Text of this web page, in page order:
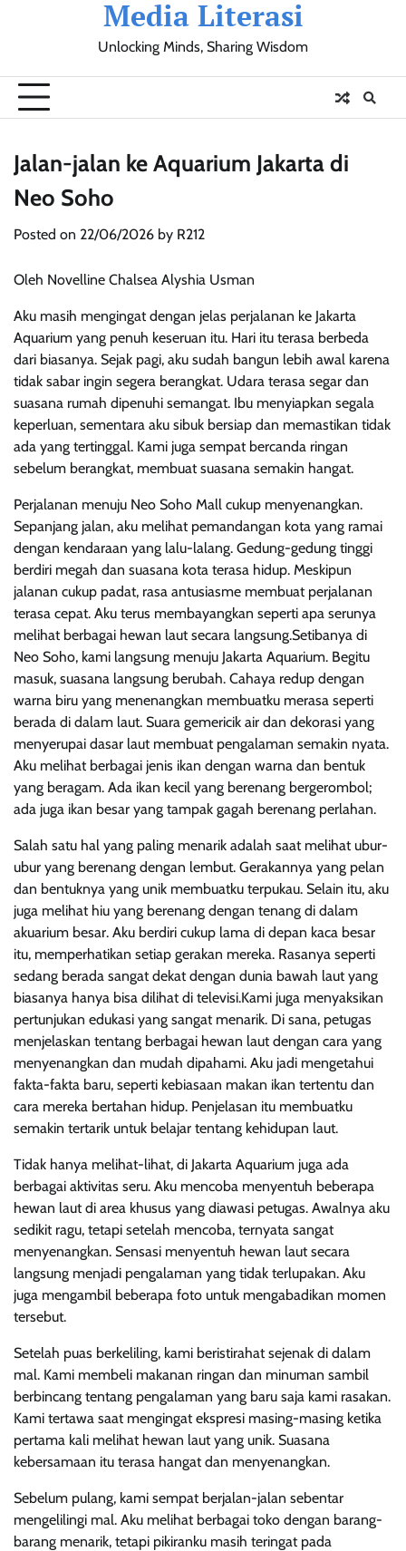
Media Literasi
Unlocking Minds, Sharing Wisdom
Pendidikan
SosialOlahraga
Resensi
Ulasan
Opini
Jalan-jalan ke Aquarium Jakarta di
Neo Soho
Posted on 22/06/2026 by R212
Oleh Novelline Chalsea Alyshia Usman
Aku masih mengingat dengan jelas perjalanan ke Jakarta
Aquarium yang penuh keseruan itu. Hari itu terasa berbeda
dari biasanya. Sejak pagi, aku sudah bangun lebih awal karena
tidak sabar ingin segera berangkat. Udara terasa segar dan
suasana rumah dipenuhi semangat. Ibu menyiapkan segala
keperluan, sementara aku sibuk bersiap dan memastikan tidak
ada yang tertinggal. Kami juga sempat bercanda ringan
sebelum berangkat, membuat suasana semakin hangat.
Perjalanan menuju Neo Soho Mall cukup menyenangkan.
Sepanjang jalan, aku melihat pemandangan kota yang ramai
dengan kendaraan yang lalu-lalang. Gedung-gedung tinggi
berdiri megah dan suasana kota terasa hidup. Meskipun
jalanan cukup padat, rasa antusiasme membuat perjalanan
terasa cepat. Aku terus membayangkan seperti apa serunya
melihat berbagai hewan laut secara langsung.Setibanya di
Neo Soho, kami langsung menuju Jakarta Aquarium. Begitu
masuk, suasana langsung berubah. Cahaya redup dengan
warna biru yang menenangkan membuatku merasa seperti
berada di dalam laut. Suara gemericik air dan dekorasi yang
menyerupai dasar laut membuat pengalaman semakin nyata.
Aku melihat berbagai jenis ikan dengan warna dan bentuk
yang beragam. Ada ikan kecil yang berenang bergerombol;
ada juga ikan besar yang tampak gagah berenang perlahan.
Salah satu hal yang paling menarik adalah saat melihat ubur-
ubur yang berenang dengan lembut. Gerakannya yang pelan
dan bentuknya yang unik membuatku terpukau. Selain itu, aku
juga melihat hiu yang berenang dengan tenang di dalam
akuarium besar. Aku berdiri cukup lama di depan kaca besar
itu, memperhatikan setiap gerakan mereka. Rasanya seperti
sedang berada sangat dekat dengan dunia bawah laut yang
biasanya hanya bisa dilihat di televisi.Kami juga menyaksikan
pertunjukan edukasi yang sangat menarik. Di sana, petugas
menjelaskan tentang berbagai hewan laut dengan cara yang
menyenangkan dan mudah dipahami. Aku jadi mengetahui
fakta-fakta baru, seperti kebiasaan makan ikan tertentu dan
cara mereka bertahan hidup. Penjelasan itu membuatku
semakin tertarik untuk belajar tentang kehidupan laut.
Tidak hanya melihat-lihat, di Jakarta Aquarium juga ada
berbagai aktivitas seru. Aku mencoba menyentuh beberapa
hewan laut di area khusus yang diawasi petugas. Awalnya aku
sedikit ragu, tetapi setelah mencoba, ternyata sangat
menyenangkan. Sensasi menyentuh hewan laut secara
langsung menjadi pengalaman yang tidak terlupakan. Aku
juga mengambil beberapa foto untuk mengabadikan momen
tersebut.
Setelah puas berkeliling, kami beristirahat sejenak di dalam
mal. Kami membeli makanan ringan dan minuman sambil
berbincang tentang pengalaman yang baru saja kami rasakan.
Kami tertawa saat mengingat ekspresi masing-masing ketika
pertama kali melihat hewan laut yang unik. Suasana
kebersamaan itu terasa hangat dan menyenangkan.
Sebelum pulang, kami sempat berjalan-jalan sebentar
mengelilingi mal. Aku melihat berbagai toko dengan barang-
barang menarik, tetapi pikiranku masih teringat pada